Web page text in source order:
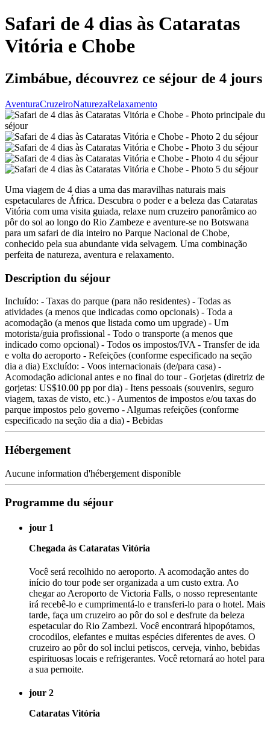
Safari de 4 dias às Cataratas
Vitória e Chobe
Zimbábue, découvrez ce séjour de 4 jours
AventuraCruzeiroNaturezaRelaxamento
Uma viagem de 4 dias a uma das maravilhas naturais mais
espetaculares de África. Descubra o poder e a beleza das Cataratas
Vitória com uma visita guiada, relaxe num cruzeiro panorâmico ao
pôr do sol ao longo do Rio Zambeze e aventure-se no Botswana
para um safari de dia inteiro no Parque Nacional de Chobe,
conhecido pela sua abundante vida selvagem. Uma combinação
perfeita de natureza, aventura e relaxamento.
Description du séjour
Incluído: - Taxas do parque (para não residentes) - Todas as
atividades (a menos que indicadas como opcionais) - Toda a
acomodação (a menos que listada como um upgrade) - Um
motorista/guia profissional - Todo o transporte (a menos que
indicado como opcional) - Todos os impostos/IVA - Transfer de ida
e volta do aeroporto - Refeições (conforme especificado na seção
dia a dia) Excluído: - Voos internacionais (de/para casa) -
Acomodação adicional antes e no final do tour - Gorjetas (diretriz de
gorjetas: US$10.00 pp por dia) - Itens pessoais (souvenirs, seguro
viagem, taxas de visto, etc.) - Aumentos de impostos e/ou taxas do
parque impostos pelo governo - Algumas refeições (conforme
especificado na seção dia a dia) - Bebidas
Hébergement
Aucune information d'hébergement disponible
Programme du séjour
jour 1
Chegada às Cataratas Vitória
Você será recolhido no aeroporto. A acomodação antes do
início do tour pode ser organizada a um custo extra. Ao
chegar ao Aeroporto de Victoria Falls, o nosso representante
irá recebê-lo e cumprimentá-lo e transferi-lo para o hotel. Mais
tarde, faça um cruzeiro ao pôr do sol e desfrute da beleza
espetacular do Rio Zambezi. Você encontrará hipopótamos,
crocodilos, elefantes e muitas espécies diferentes de aves. O
cruzeiro ao pôr do sol inclui petiscos, cerveja, vinho, bebidas
espirituosas locais e refrigerantes. Você retornará ao hotel para
a sua pernoite.
jour 2
Cataratas Vitória